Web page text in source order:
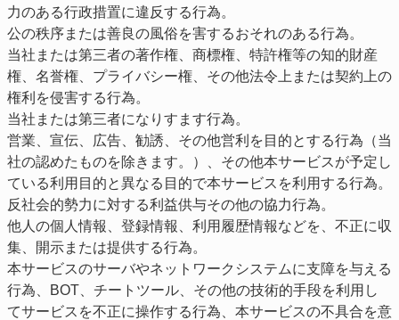
力のある行政措置に違反する行為。
公の秩序または善良の風俗を害するおそれのある行為。
当社または第三者の著作権、商標権、特許権等の知的財産
権、名誉権、プライバシー権、その他法令上または契約上の
権利を侵害する行為。
当社または第三者になりすます行為。
営業、宣伝、広告、勧誘、その他営利を目的とする行為（当
社の認めたものを除きます。）、その他本サービスが予定し
ている利用目的と異なる目的で本サービスを利用する行為。
反社会的勢力に対する利益供与その他の協力行為。
他人の個人情報、登録情報、利用履歴情報などを、不正に収
集、開示または提供する行為。
本サービスのサーバやネットワークシステムに支障を与える
行為、BOT、チートツール、その他の技術的手段を利用し
てサービスを不正に操作する行為、本サービスの不具合を意